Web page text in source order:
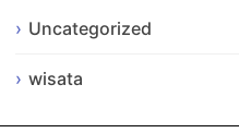
Uncategorized
wisata